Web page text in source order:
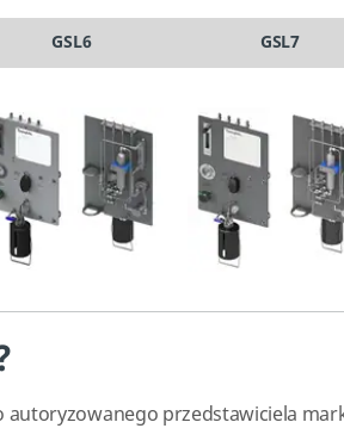
GSL6 GSL7
autoryzowanego przedstawiciela